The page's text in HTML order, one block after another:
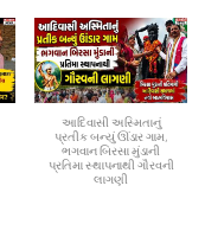
આદિવાસી અસ્મિતાનું
પ્રતીક બન્યું ઊંડાર ગામ,
ભગવાન બિરસા મુંડાની
પ્રતિમા સ્થાપનાથી ગૌરવની
લાગણી